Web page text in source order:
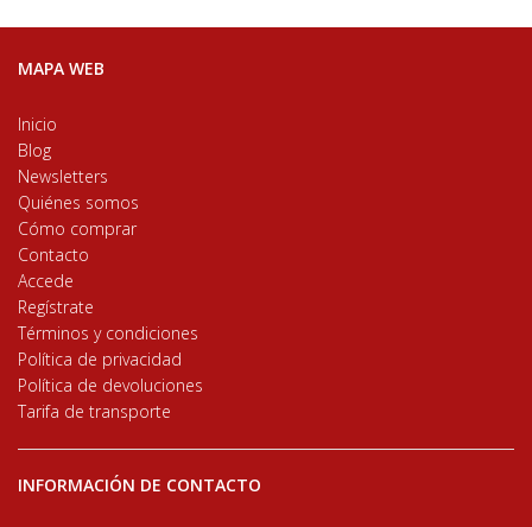
MAPA WEB
Inicio
Blog
Newsletters
Quiénes somos
Cómo comprar
Contacto
Accede
Regístrate
Términos y condiciones
Política de privacidad
Política de devoluciones
Tarifa de transporte
INFORMACIÓN DE CONTACTO